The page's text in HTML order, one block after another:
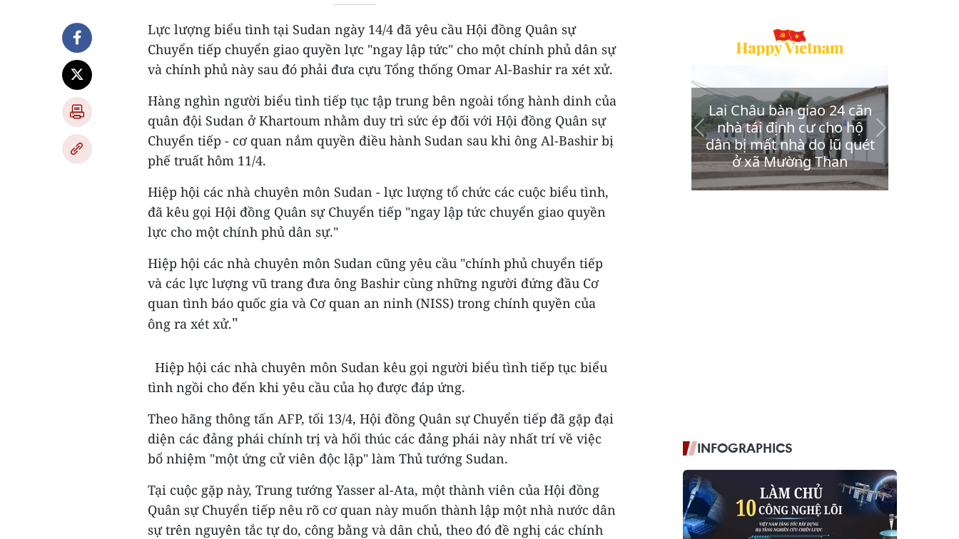
Lực lượng biểu tình tại Sudan ngày 14/4 đã yêu cầu Hội đồng Quân sự
Chuyển tiếp chuyển giao quyền lực "ngay lập tức" cho một chính phủ dân sự
và chính phủ này sau đó phải đưa cựu Tổng thống Omar Al-Bashir ra xét xử.
Hàng nghìn người biểu tình tiếp tục tập trung bên ngoài tổng hành dinh của
quân đội Sudan ở Khartoum nhằm duy trì sức ép đối với Hội đồng Quân sự
Chuyển tiếp - cơ quan nắm quyền điều hành Sudan sau khi ông Al-Bashir bị
phế truất hôm 11/4.
Hiệp hội các nhà chuyên môn Sudan - lực lượng tổ chức các cuộc biểu tình,
đã kêu gọi Hội đồng Quân sự Chuyển tiếp "ngay lập tức chuyển giao quyền
lực cho một chính phủ dân sự."
Hiệp hội các nhà chuyên môn Sudan cũng yêu cầu "chính phủ chuyển tiếp
và các lực lượng vũ trang đưa ông Bashir cùng những người đứng đầu Cơ
quan tình báo quốc gia và Cơ quan an ninh (NISS) trong chính quyền của
ông ra xét xử."
Hiệp hội các nhà chuyên môn Sudan kêu gọi người biểu tình tiếp tục biểu
tình ngồi cho đến khi yêu cầu của họ được đáp ứng.
Theo hãng thông tấn AFP, tối 13/4, Hội đồng Quân sự Chuyển tiếp đã gặp đại
diện các đảng phái chính trị và hối thúc các đảng phái này nhất trí về việc
bổ nhiệm "một ứng cử viên độc lập" làm Thủ tướng Sudan.
Tại cuộc gặp này, Trung tướng Yasser al-Ata, một thành viên của Hội đồng
Quân sự Chuyển tiếp nêu rõ cơ quan này muốn thành lập một nhà nước dân
sự trên nguyên tắc tự do, công bằng và dân chủ, theo đó đề nghị các chính
INFOGRAPHICS